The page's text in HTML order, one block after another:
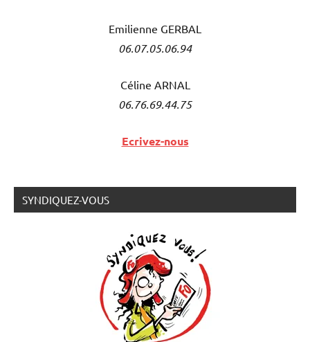
Emilienne GERBAL
06.07.05.06.94
Céline ARNAL
06.76.69.44.75
Ecrivez-nous
SYNDIQUEZ-VOUS